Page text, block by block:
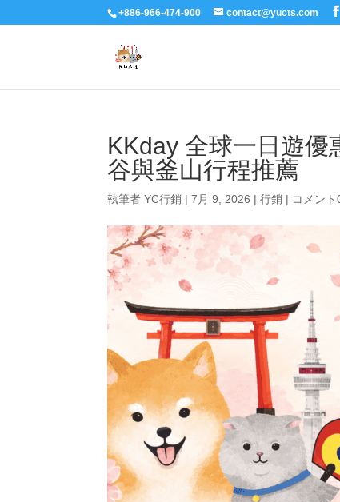
+886-966-474-900 contact@yucts.com
KKday 全球一日遊優
谷與釜山行程推薦
執筆者YC行銷 |7月 9, 2026 |行銷 | コメント